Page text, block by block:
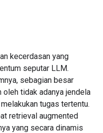
kecerdasan yang
seputar LLM.
sebagian besar
tidak adanya jendela
tugas tertentu.
retrieval augmented
yang secara dinamis